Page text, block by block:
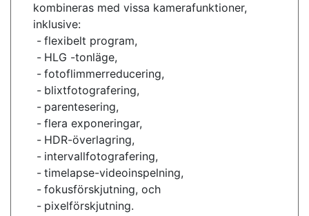
kombineras med vissa kamerafunktioner,
inklusive:
flexibelt program,
HLG -tonläge,
fotoflimmerreducering,
blixtfotografering,
parentesering,
flera exponeringar,
HDR-överlagring,
intervallfotografering,
timelapse-videoinspelning,
fokusförskjutning, och
pixelförskjutning.